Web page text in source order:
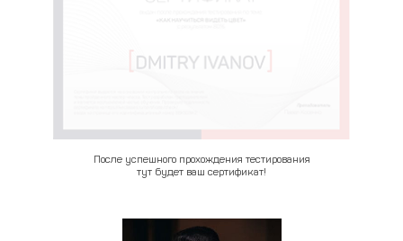
После успешного прохождения тестирования
тут будет ваш сертификат!